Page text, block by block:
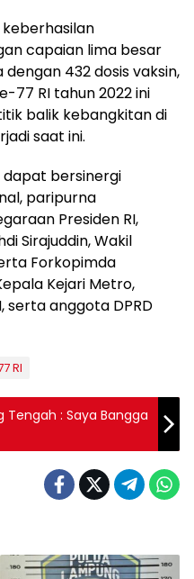
keberhasilan
capaian lima besar
432 dosis vaksin,
77 RI tahun 2022 ini
balik kebangkitan di
saat ini.
dapat bersinergi
paripurna
Presiden RI,
Sirajuddin, Wakil
Forkopimda
Kejari Metro,
serta anggota DPRD
RI
Tengah : Saya Bangga